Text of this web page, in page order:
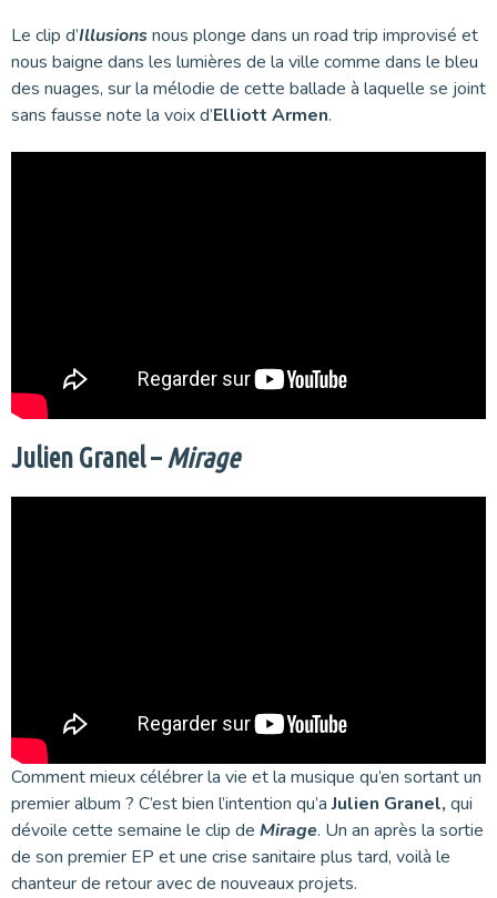
Le clip d’Illusionsnous plonge dans un road trip improvisé et
nous baigne dans les lumières de la ville comme dans le bleu
des nuages, sur la mélodie de cette ballade à laquelle se joint
sans fausse note la voix d’Elliott Armen.
Julien Granel – Mirage
Comment mieux célébrer la vie et la musique qu’en sortant un
premier album ? C’est bien l’intention qu’aJulien Granel, qui
dévoile cette semaine le clip de Mirage. Un an après la sortie
de son premier EP et une crise sanitaire plus tard, voilà le
chanteur de retour avec de nouveaux projets.